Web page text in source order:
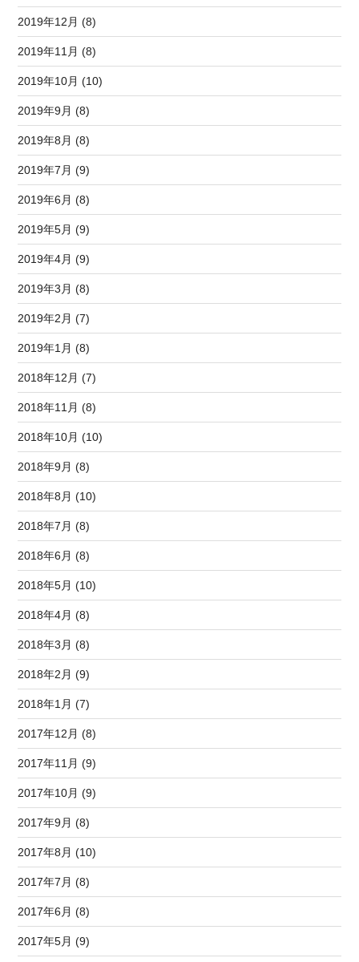
2019年12月 (8)
2019年11月 (8)
2019年10月 (10)
2019年9月 (8)
2019年8月 (8)
2019年7月 (9)
2019年6月 (8)
2019年5月 (9)
2019年4月 (9)
2019年3月 (8)
2019年2月 (7)
2019年1月 (8)
2018年12月 (7)
2018年11月 (8)
2018年10月 (10)
2018年9月 (8)
2018年8月 (10)
2018年7月 (8)
2018年6月 (8)
2018年5月 (10)
2018年4月 (8)
2018年3月 (8)
2018年2月 (9)
2018年1月 (7)
2017年12月 (8)
2017年11月 (9)
2017年10月 (9)
2017年9月 (8)
2017年8月 (10)
2017年7月 (8)
2017年6月 (8)
2017年5月 (9)